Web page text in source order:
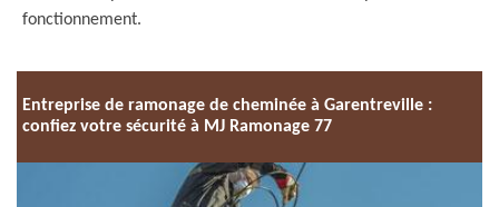
fonctionnement.
Entreprise de ramonage de cheminée à Garentreville :
confiez votre sécurité à MJ Ramonage 77